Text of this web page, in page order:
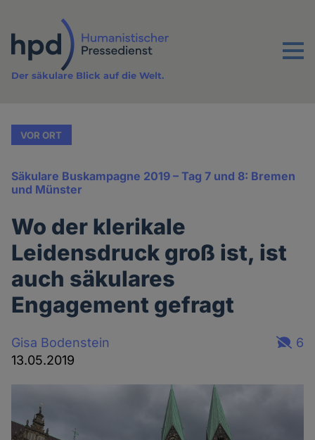
Inhalt
Menu
Der säkulare Blick auf die Welt.
VOR ORT
Säkulare Buskampagne 2019 – Tag 7 und 8: Bremen
und Münster
Wo der klerikale
Leidensdruck groß ist, ist
auch säkulares
Engagement gefragt
Gisa Bodenstein
13.05.2019
6